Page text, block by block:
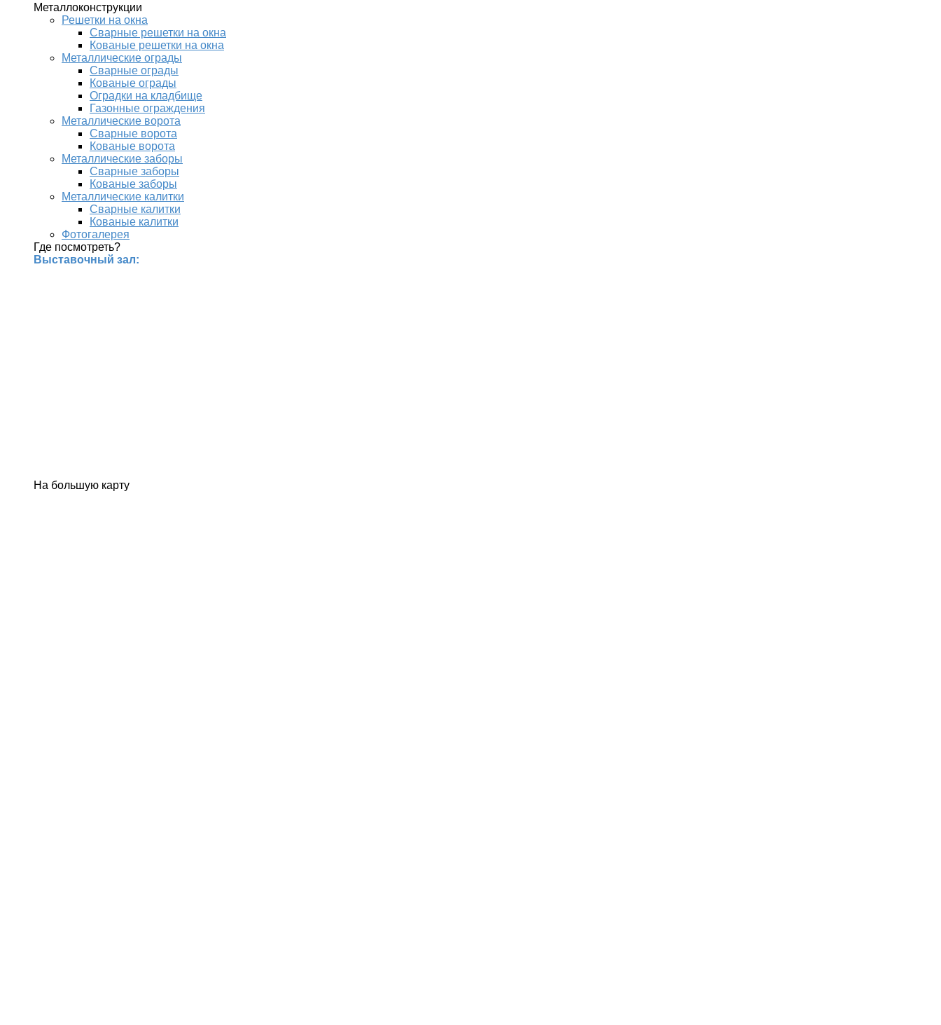
Металлоконструкции
Решетки на окна
Сварные решетки на окна
Кованые решетки на окна
Металлические ограды
Сварные ограды
Кованые ограды
Оградки на кладбище
Газонные ограждения
Металлические ворота
Сварные ворота
Кованые ворота
Металлические заборы
Сварные заборы
Кованые заборы
Металлические калитки
Сварные калитки
Кованые калитки
Фотогалерея
Где посмотреть?
Выставочный зал:
На большую карту